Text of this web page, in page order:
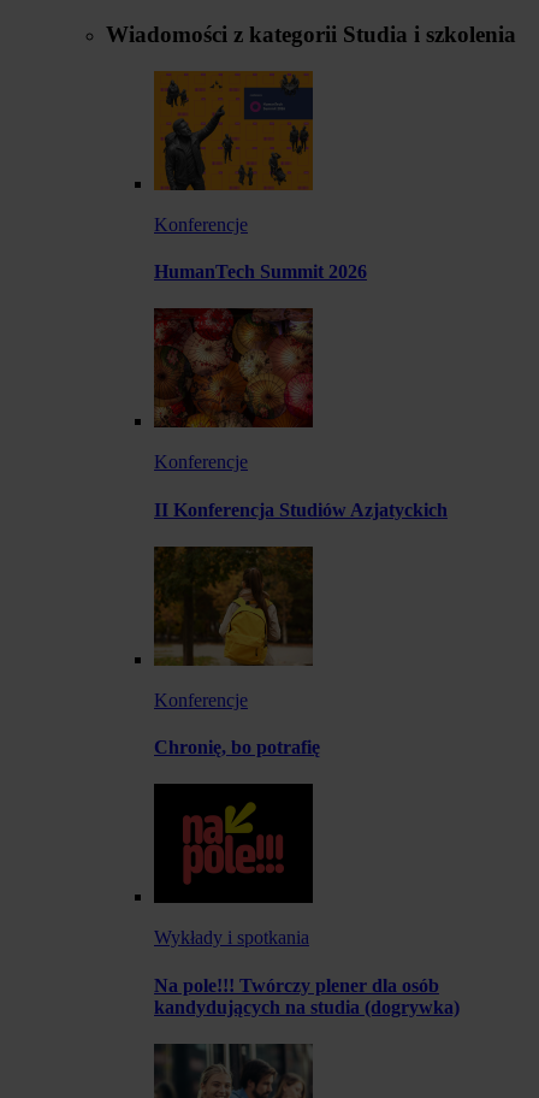
Wiadomości z kategorii Studia i szkolenia
Konferencje
HumanTech Summit 2026
Konferencje
II Konferencja Studiów Azjatyckich
Konferencje
Chronię, bo potrafię
Wykłady i spotkania
Na pole!!! Twórczy plener dla osób
kandydujących na studia (dogrywka)